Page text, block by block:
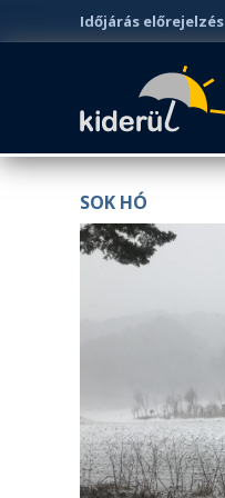
Időjárás előrejelzés
SOK HÓ